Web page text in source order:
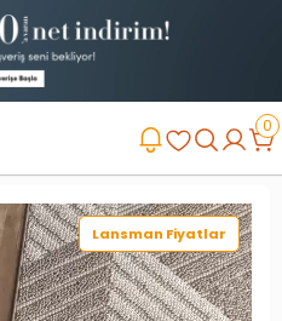
0
Lansman Fiyatlar